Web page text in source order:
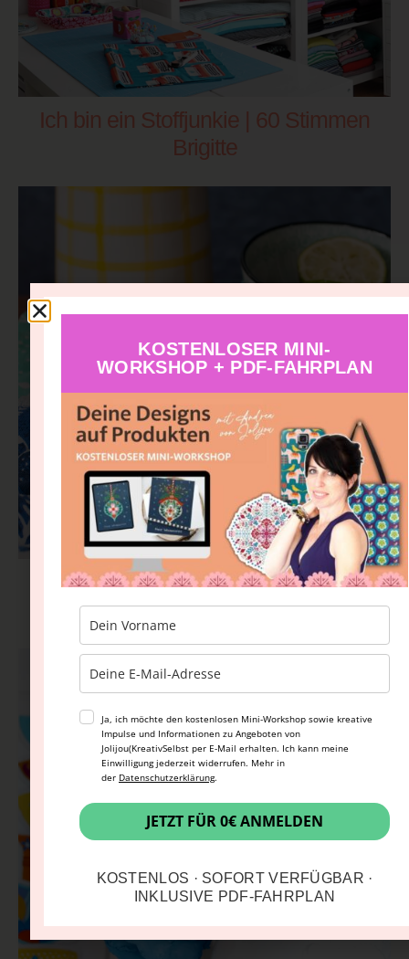
Ich bin ein Stoffjunkie | 60 Stimmen
Brigitte
Süßkartoffel Linsen Suppe mit
Garnelen
KOSTENLOSER MINI-
WORKSHOP + PDF-FAHRPLAN
Ja, ich möchte den kostenlosen Mini-Workshop sowie kreative
Impulse und Informationen zu Angeboten von
Jolijou(KreativSelbst per E-Mail erhalten. Ich kann meine
Einwilligung jederzeit widerrufen. Mehr in
der Datenschutzerklärung.
JETZT FÜR 0€ ANMELDEN
KOSTENLOS · SOFORT VERFÜGBAR ·
INKLUSIVE PDF-FAHRPLAN